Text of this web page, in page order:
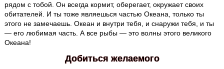
рядом с тобой. Он всегда кормит, оберегает, окружает своих
обитателей. И ты тоже являешься частью Океана, только ты
этого не замечаешь. Океан и внутри тебя, и снаружи тебя, и ты
— его любимая часть. А все рыбы — это волны этого великого
Океана!
Добиться желаемого